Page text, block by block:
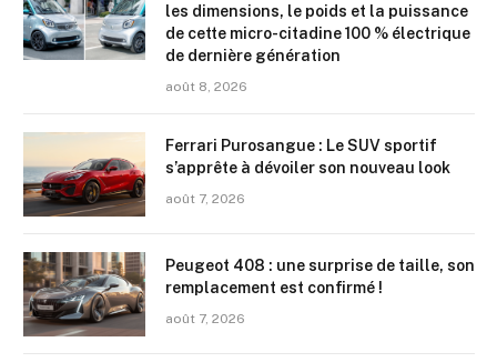
les dimensions, le poids et la puissance
de cette micro-citadine 100 % électrique
de dernière génération
août 8, 2026
Ferrari Purosangue : Le SUV sportif
s’apprête à dévoiler son nouveau look
août 7, 2026
Peugeot 408 : une surprise de taille, son
remplacement est confirmé !
août 7, 2026